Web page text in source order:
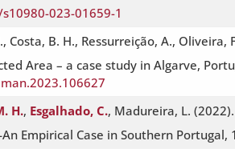
023-01659-1
Costa, B. H., Ressurreição, A.,
Area – a case study in Algarve,
H., Esgalhado, C., Madureira, L.
Empirical Case in Southern Portugal,